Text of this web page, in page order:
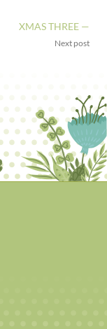
XMAS THREE —
Next post